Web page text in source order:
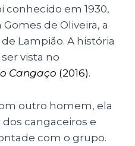
conhecido em 1930,
de Oliveira, a
Lampião. A história
vista no
Cangaço (2016).
outro homem, ela
cangaceiros e
com o grupo.